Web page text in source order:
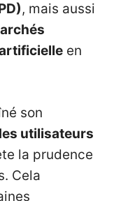
, mais aussi
en
son
utilisateurs
la prudence
Cela